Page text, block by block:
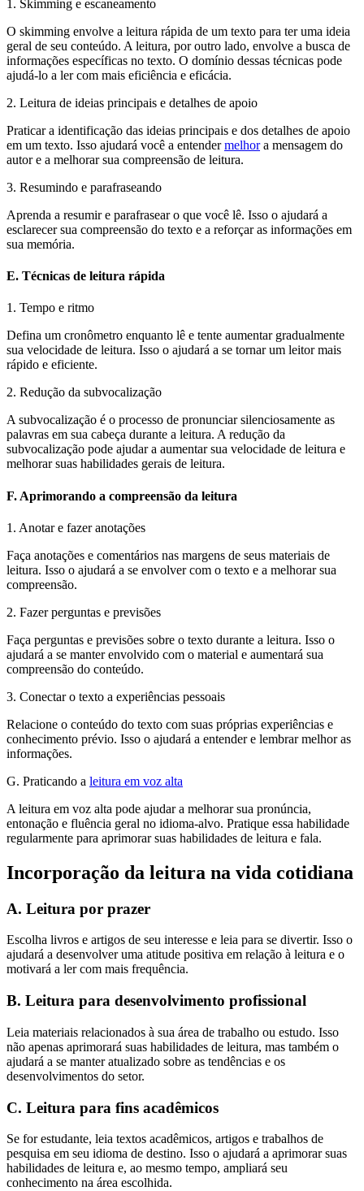
1. Skimming e escaneamento
O skimming envolve a leitura rápida de um texto para ter uma ideia
geral de seu conteúdo. A leitura, por outro lado, envolve a busca de
informações específicas no texto. O domínio dessas técnicas pode
ajudá-lo a ler com mais eficiência e eficácia.
2. Leitura de ideias principais e detalhes de apoio
Praticar a identificação das ideias principais e dos detalhes de apoio
em um texto. Isso ajudará você a entendermelhora mensagem do
autor e a melhorar sua compreensão de leitura.
3. Resumindo e parafraseando
Aprenda a resumir e parafrasear o que você lê. Isso o ajudará a
esclarecer sua compreensão do texto e a reforçar as informações em
sua memória.
E. Técnicas de leitura rápida
1. Tempo e ritmo
Defina um cronômetro enquanto lê e tente aumentar gradualmente
sua velocidade de leitura. Isso o ajudará a se tornar um leitor mais
rápido e eficiente.
2. Redução da subvocalização
A subvocalização é o processo de pronunciar silenciosamente as
palavras em sua cabeça durante a leitura. A redução da
subvocalização pode ajudar a aumentar sua velocidade de leitura e
melhorar suas habilidades gerais de leitura.
F. Aprimorando a compreensão da leitura
1. Anotar e fazer anotações
Faça anotações e comentários nas margens de seus materiais de
leitura. Isso o ajudará a se envolver com o texto e a melhorar sua
compreensão.
2. Fazer perguntas e previsões
Faça perguntas e previsões sobre o texto durante a leitura. Isso o
ajudará a se manter envolvido com o material e aumentará sua
compreensão do conteúdo.
3. Conectar o texto a experiências pessoais
Relacione o conteúdo do texto com suas próprias experiências e
conhecimento prévio. Isso o ajudará a entender e lembrar melhor as
informações.
G. Praticando a leitura em voz alta
A leitura em voz alta pode ajudar a melhorar sua pronúncia,
entonação e fluência geral no idioma-alvo. Pratique essa habilidade
regularmente para aprimorar suas habilidades de leitura e fala.
Incorporação da leitura na vida cotidiana
A. Leitura por prazer
Escolha livros e artigos de seu interesse e leia para se divertir. Isso o
ajudará a desenvolver uma atitude positiva em relação à leitura e o
motivará a ler com mais frequência.
B. Leitura para desenvolvimento profissional
Leia materiais relacionados à sua área de trabalho ou estudo. Isso
não apenas aprimorará suas habilidades de leitura, mas também o
ajudará a se manter atualizado sobre as tendências e os
desenvolvimentos do setor.
C. Leitura para fins acadêmicos
Se for estudante, leia textos acadêmicos, artigos e trabalhos de
pesquisa em seu idioma de destino. Isso o ajudará a aprimorar suas
habilidades de leitura e, ao mesmo tempo, ampliará seu
conhecimento na área escolhida.